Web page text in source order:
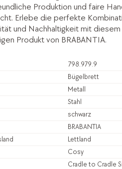
Produktion und faire
Erlebe die perfekte
und Nachhaltigkeit mit diesem
Produkt von BRABANTIA.
798.979.9
Bügelbrett
Metall
Stahl
schwarz
BRABANTIA
Lettland
Cosy
Cradle to Cradle